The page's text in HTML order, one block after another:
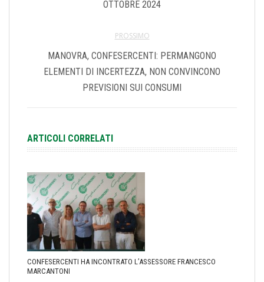
OTTOBRE 2024
PROSSIMO
MANOVRA, CONFESERCENTI: PERMANGONO
ELEMENTI DI INCERTEZZA, NON CONVINCONO
PREVISIONI SUI CONSUMI
ARTICOLI CORRELATI
CONFESERCENTI HA INCONTRATO L’ASSESSORE FRANCESCO
MARCANTONI